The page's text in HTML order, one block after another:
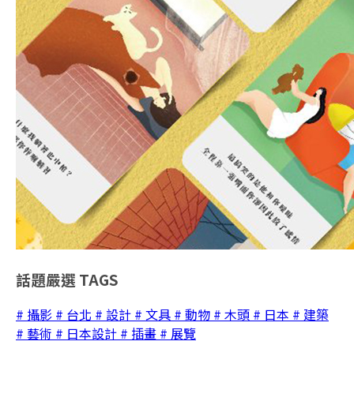
話題嚴選 TAGS
# 攝影 # 台北 # 設計 # 文具 # 動物 # 木頭 # 日本 # 建築
# 藝術 # 日本設計 # 插畫 # 展覽